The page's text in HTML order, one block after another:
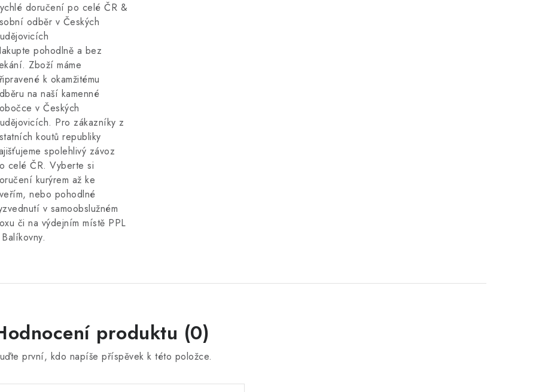
doručení po celé ČR &
odběr v Českých
pohodlně a bez
Zboží máme
k okamžitému
na naší kamenné
v Českých
Pro zákazníky z
koutů republiky
spolehlivý závoz
celé ČR. Vyberte si
kurýrem až ke
nebo pohodlné
v samoobslužném
či na výdejním místě PPL
produktu (0)
první, kdo napíše příspěvek k této položce.